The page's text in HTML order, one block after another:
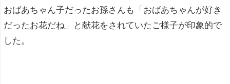
おばあちゃん子だったお孫さんも「おばあちゃんが好き
だったお花だね」と献花をされていたご様子が印象的で
した。